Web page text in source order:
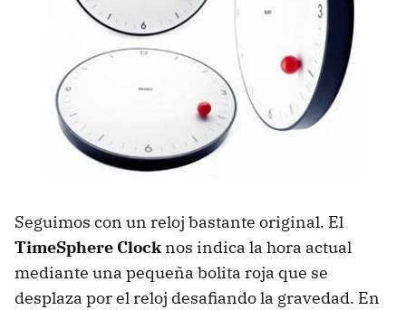
Seguimos con un reloj bastante original. El
TimeSphere Clocknos indica la hora actual
mediante una pequeña bolita roja que se
desplaza por el reloj desafiando la gravedad. En